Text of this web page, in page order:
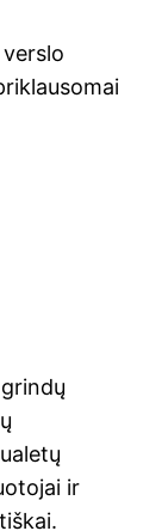
ir